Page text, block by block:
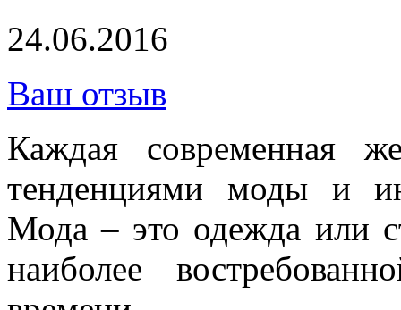
24.06.2016
Ваш отзыв
Каждая современная
тенденциями моды и
Мода – это одежда или
наиболее